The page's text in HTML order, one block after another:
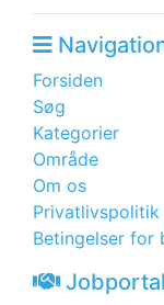
Forsiden
Søg
Kategorier
Område
Om os
Privatlivspolitik
Betingelser for